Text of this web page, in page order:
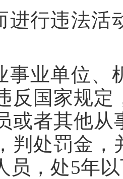
进行违法活
事业单位、
反国家规
或者其他从
判处罚金，
员，处5年